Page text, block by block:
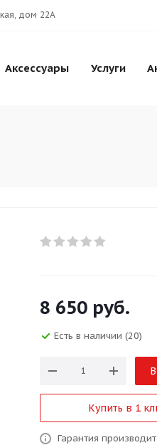
дом 22А
Аксессуары Услуги
8 650 руб.
Есть в наличии (20)
Купить в 1
Гарантия